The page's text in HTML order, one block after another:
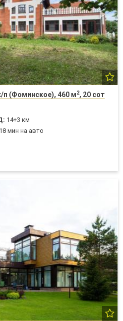
п (Фоминское), 460 м2, 20 сот
14+3 км
мин на авто